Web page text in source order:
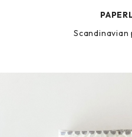
Scandinavian